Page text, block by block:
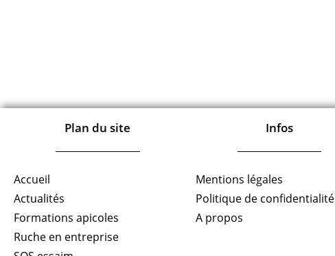
Plan du site
Accueil
Actualités
Formations apicoles
Ruche en entreprise
Infos
Mentions légales
Politique de confidentialité
A propos